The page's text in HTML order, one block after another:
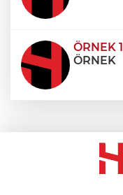
ÖRNEK 1
ÖRNEK